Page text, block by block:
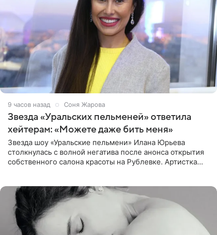
9 часов назад Соня Жарова
Звезда «Уральских пельменей» ответила
хейтерам: «Можете даже бить меня»
Звезда шоу «Уральские пельмени» Илана Юрьева
столкнулась с волной негатива после анонса открытия
собственного салона красоты на Рублевке. Артистка